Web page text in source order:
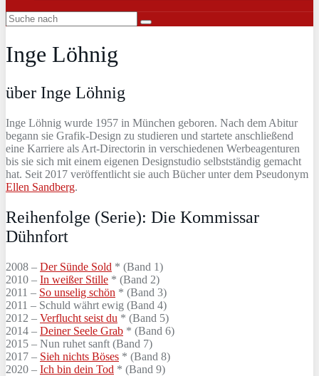
Inge Löhnig
über Inge Löhnig
Inge Löhnig wurde 1957 in München geboren. Nach dem Abitur
begann sie Grafik-Design zu studieren und startete anschließend
eine Karriere als Art-Directorin in verschiedenen Werbeagenturen
bis sie sich mit einem eigenen Designstudio selbstständig gemacht
hat. Seit 2017 veröffentlicht sie auch Bücher unter dem Pseudonym
Ellen Sandberg.
Reihenfolge (Serie): Die Kommissar
Dühnfort
2008 – Der Sünde Sold * (Band 1)
2010 – In weißer Stille * (Band 2)
2011 – So unselig schön * (Band 3)
2011 – Schuld währt ewig (Band 4)
2012 – Verflucht seist du * (Band 5)
2014 – Deiner Seele Grab * (Band 6)
2015 – Nun ruhet sanft (Band 7)
2017 – Sieh nichts Böses * (Band 8)
2020 – Ich bin dein Tod * (Band 9)